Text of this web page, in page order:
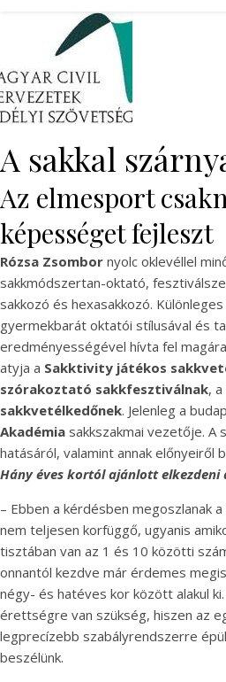
A sakkal
Az elmesport
képességet fejleszt
Rózsa Zsombor nyolc oklevéllel
sakkmódszertan-oktató,
sakkozó és hexasakkozó.
gyermekbarát oktatói stílusával és
eredményességével hívta fel
atyja a Sakktivity játékos
szórakoztató sakkfesztiválnak, a
sakkvetélkedőnek. Jelenleg a
Akadémia sakkszakmai vezetője. A
hatásáról, valamint annak előnyeiről
Hány éves kortól ajánlott elkezdeni
– Ebben a kérdésben megoszlanak
nem teljesen korfüggő, ugyanis
tisztában van az 1 és 10 közötti
onnantól kezdve már érdemes
négy- és hatéves kor között alakul
érettségre van szükség, hiszen az
legprecízebb szabályrendszerre
beszélünk.